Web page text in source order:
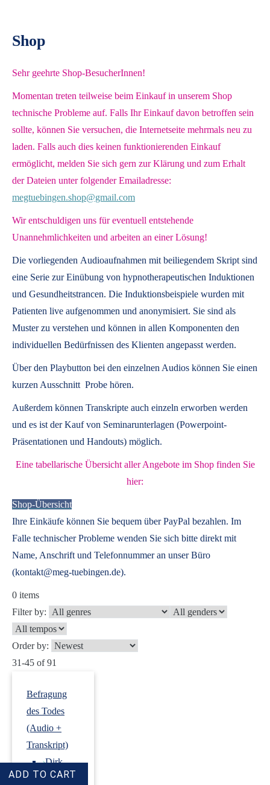
Shop
Sehr geehrte Shop-BesucherInnen!
Momentan treten teilweise beim Einkauf in unserem Shop
technische Probleme auf. Falls Ihr Einkauf davon betroffen sein
sollte, können Sie versuchen, die Internetseite mehrmals neu zu
laden. Falls auch dies keinen funktionierenden Einkauf
ermöglicht, melden Sie sich gern zur Klärung und zum Erhalt
der Dateien unter folgender Emailadresse:
megtuebingen.shop@gmail.com
Wir entschuldigen uns für eventuell entstehende
Unannehmlichkeiten und arbeiten an einer Lösung!
Die vorliegenden Audioaufnahmen mit beiliegendem Skript sind
eine Serie zur Einübung von hypnotherapeutischen Induktionen
und Gesundheitstrancen. Die Induktionsbeispiele wurden mit
Patienten live aufgenommen und anonymisiert. Sie sind als
Muster zu verstehen und können in allen Komponenten den
individuellen Bedürfnissen des Klienten angepasst werden.
Über den Playbutton bei den einzelnen Audios können Sie einen
kurzen Ausschnitt Probe hören.
Außerdem können Transkripte auch einzeln erworben werden
und es ist der Kauf von Seminarunterlagen (Powerpoint-
Präsentationen und Handouts) möglich.
Eine tabellarische Übersicht aller Angebote im Shop finden Sie
hier:
Shop-Übersicht
Ihre Einkäufe können Sie bequem über PayPal bezahlen. Im
Falle technischer Probleme wenden Sie sich bitte direkt mit
Name, Anschrift und Telefonnummer an unser Büro
(kontakt@meg-tuebingen.de).
0 items
Filter by:
Order by:
31-45 of 91
Befragung
des Todes
(Audio +
Transkript)
›Dirk
Revenstorf